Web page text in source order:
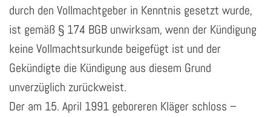
durch den Vollmachtgeber in Kenntnis gesetzt wurde,
ist gemäß § 174 BGB unwirksam, wenn der Kündigung
keine Vollmachtsurkunde beigefügt ist und der
Gekündigte die Kündigung aus diesem Grund
unverzüglich zurückweist.
Der am 15. April 1991 geboreren Kläger schloss –